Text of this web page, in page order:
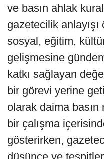
ve basın ahlak
gazetecilik
sosyal, eğitim,
gelişmesine
katkı sağlayan
bir görevi yerine
olarak daima basın
bir çalışma
gösterirken,